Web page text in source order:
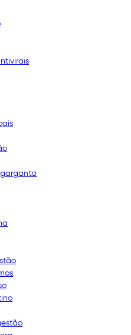
garganta